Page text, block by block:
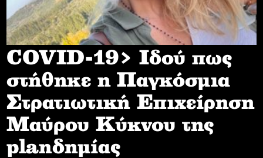
COVID-19> Iδού πως
στήθηκε η Παγκόσμια
Στρατιωτική Επιχείρηση
Mαύρου Κύκνου της
planδημίας